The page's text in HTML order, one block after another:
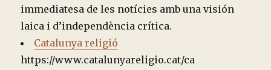
immediatesa de les notícies amb una visión
laica i d’independència crítica.
Catalunya religió
https://www.catalunyareligio.cat/ca